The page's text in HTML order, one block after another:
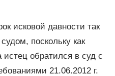
исковой давности так
поскольку как
обратился в суд с
21.06.2012 г.